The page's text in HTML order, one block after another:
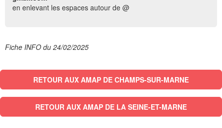
en enlevant les espaces autour de @
Fiche INFO du 24/02/2025
RETOUR AUX AMAP DE CHAMPS-SUR-MARNE
RETOUR AUX AMAP DE LA SEINE-ET-MARNE